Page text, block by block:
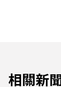
相關新聞